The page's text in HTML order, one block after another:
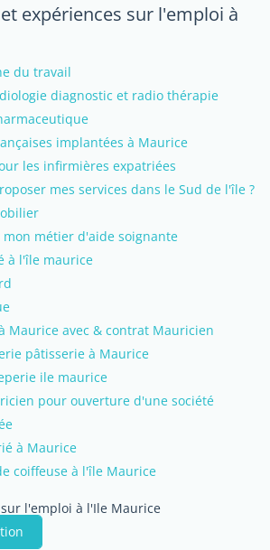
expériences sur l'emploi à
du travail
diagnostic et radio thérapie
implantées à Maurice
les infirmières expatriées
mes services dans le Sud de l'île ?
métier d'aide soignante
à l'île maurice
Maurice avec & contrat Mauricien
pâtisserie à Maurice
ile maurice
pour ouverture d'une société
à Maurice
coiffeuse à l'île Maurice
l'emploi à l'Ile Maurice